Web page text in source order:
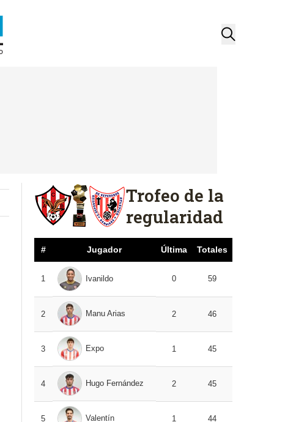
Trofeo de la
regularidad
# Jugador Última Totales
1 Ivanildo 0 59
2 Manu Arias 2 46
3 Expo 1 45
4 Hugo Fernández 2 45
5 Valentín 1 44